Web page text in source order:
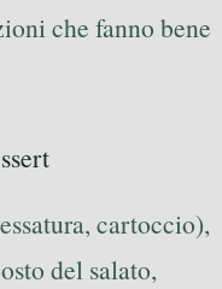
che fanno bene
cartoccio),
del salato,